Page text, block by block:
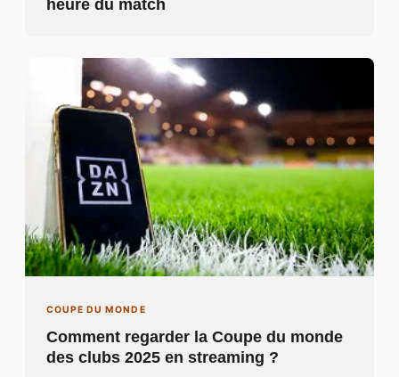
heure du match
COUPE DU MONDE
Comment regarder la Coupe du monde
des clubs 2025 en streaming ?